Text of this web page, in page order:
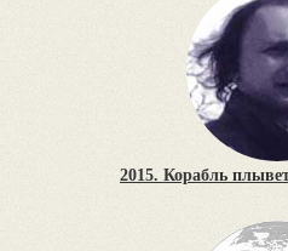
2015. Корабль